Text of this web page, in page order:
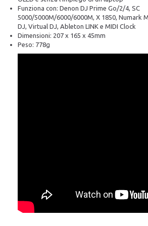
Funziona con: Denon DJ Prime Go/2/4, SC
5000/5000M/6000/6000M, X 1850, Numark
DJ, Virtual DJ, Ableton LINK e MIDI Clock
Dimensioni: 207 x 165 x 45mm
Peso: 778g